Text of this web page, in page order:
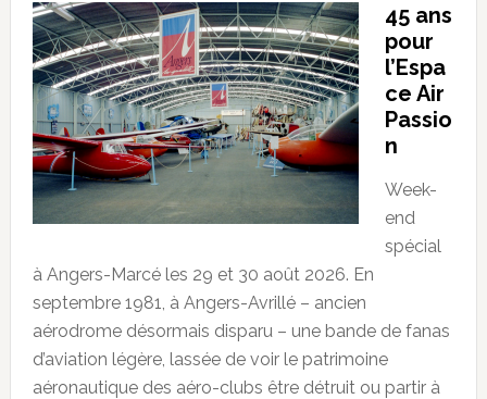
45 ans
pour
l’Espa
ce Air
Passio
n
Week-
end
spécial
à Angers-Marcé les 29 et 30 août 2026. En
septembre 1981, à Angers-Avrillé – ancien
aérodrome désormais disparu – une bande de fanas
d’aviation légère, lassée de voir le patrimoine
aéronautique des aéro-clubs être détruit ou partir à